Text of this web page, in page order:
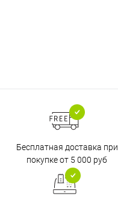
Бесплатная доставка при
покупке от 5 000 руб